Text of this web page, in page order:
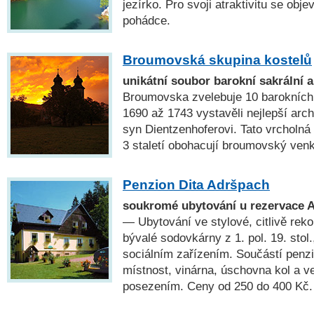
jezírko. Pro svoji atraktivitu se
pohádce.
Broumovská skupina kostelů
unikátní soubor barokní sakrální
Broumovska zvelebuje 10
1690 až 1743 vystavěli nejlepší
syn Dientzenhoferovi. Tato
3 staletí obohacují broumovský
Penzion Dita Adršpach
soukromé ubytování u rezervace
— Ubytování ve stylové, citlivě
bývalé sodovkárny z 1. pol. 19.
sociálním zařízením. Součástí
místnost, vinárna, úschovna kol a
posezením. Ceny od 250 do 400 Kč.